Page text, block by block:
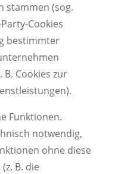
stammen (sog.
Cookies
bestimmter
Cookies zur
Funktionen.
notwendig,
ohne diese
B. die